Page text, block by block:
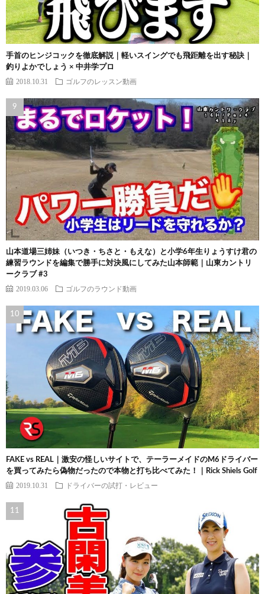
手首のヒンジコックを徹底解説｜軽いスイングでも飛距離を出す秘訣｜
釣りよかでしょう × 中井学プロ
2018.10.31 ゴルフのレッスン動画
山本道場三姉妹（いつき・ちさと・もえな）と小学6年生りょうすけ君の
練習ラウンドを編集で勝手に対決風にしてみた山本師範｜山東カントリ
ークラブ #3
2019.03.06 ゴルフのラウンド動画
FAKE vs REAL｜激安の怪しいサイトで、テーラーメイドのM6ドライバー
を買ってみたら偽物だったので本物と打ち比べてみた！｜Rick Shiels Golf
2019.10.31 ドライバーの試打・レビュー